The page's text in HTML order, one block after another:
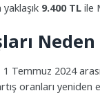
9.400 TL ile
Neden
Temmuz 2024
oranları yeniden